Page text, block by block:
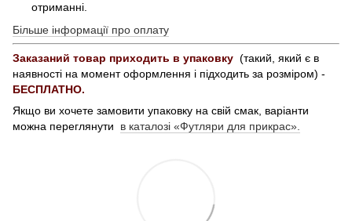
отриманні.
Більше інформації про оплату
Заказаний товар приходить в упаковку (такий, який є в
наявності на момент оформлення і підходить за розміром) -
БЕСПЛАТНО.
Якщо ви хочете замовити упаковку на свій смак, варіанти
можна переглянути в каталозі «Футляри для прикрас».